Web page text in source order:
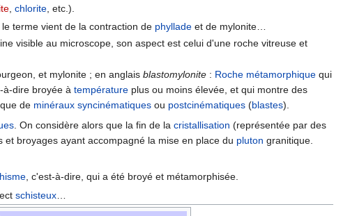
,chlorite , etc.).
terme vient de la contraction de phylladeet de mylonite…
visible au microscope, son aspect est celui d'une roche vitreuse et
et mylonite ; en anglaisblastomylonite : Roche métamorphique qui
à-dire broyée àtempérature plus ou moins élevée, et qui montre des
de minéraux syncinématiques ou postcinématiques (blastes).
. On considère alors que la fin de la cristallisation (représentée par des
broyages ayant accompagné la mise en place du pluton granitique.
, c'est-à-dire, qui a été broyé et métamorphisée.
schisteux